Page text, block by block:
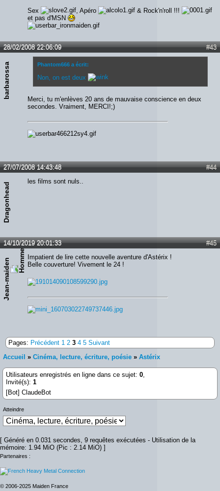
Sex , Apéro
& Rock'n'roll !!!
et pas d'MSN
#43
28/02/2008 22:06:09
barbarossa Phantom666 a écrit:
Non, on est deux
Merci, tu m'enlèves 20 ans de mauvaise conscience en deux
secondes. Vraiment, MERCI!;)
#44
27/07/2008 14:43:48
Dragonhead
les films sont nuls..
#45
14/10/2019 20:01:33
Jean-maiden
Impatient de lire cette nouvelle aventure d'Astérix !
Belle couverture! Vivement le 24 !
Pages: Précédent 1 2 3 4 5 Suivant
Accueil » Cinéma, lecture, écriture, poésie » Astérix
Utilisateurs enregistrés en ligne dans ce sujet: 0,
Invité(s): 1
[Bot] ClaudeBot
Atteindre
[ Généré en 0.031 secondes, 9 requêtes exécutées - Utilisation de la
mémoire: 1.94 MiO (Pic : 2.14 MiO) ]
Partenaires :
© 2006-2025 Maiden France